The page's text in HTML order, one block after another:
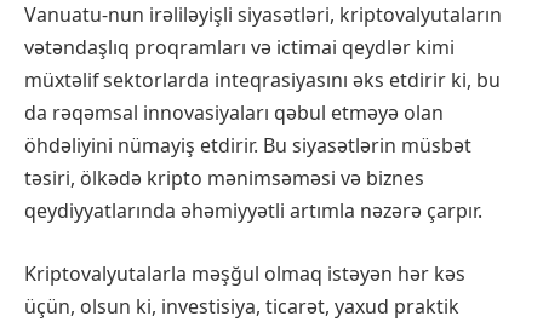
Vanuatu-nun irəliləyişli siyasətləri, kriptovalyutaların
vətəndaşlıq proqramları və ictimai qeydlər kimi
müxtəlif sektorlarda inteqrasiyasını əks etdirir ki, bu
da rəqəmsal innovasiyaları qəbul etməyə olan
öhdəliyini nümayiş etdirir. Bu siyasətlərin müsbət
təsiri, ölkədə kripto mənimsəməsi və biznes
qeydiyyatlarında əhəmiyyətli artımla nəzərə çarpır.
Kriptovalyutalarla məşğul olmaq istəyən hər kəs
üçün, olsun ki, investisiya, ticarət, yaxud praktik